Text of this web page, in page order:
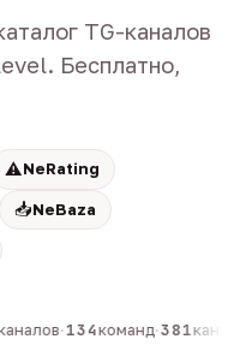
TG-каналов
Бесплатно,
⚠️NeRating
📥NeBaza
·134команд·381